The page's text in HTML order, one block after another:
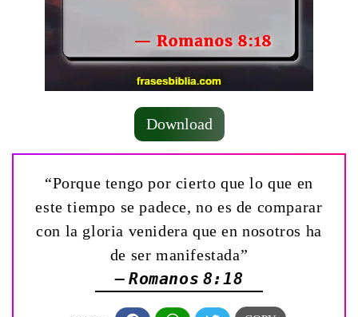
Download
“Porque tengo por cierto que lo que en
este tiempo se padece, no es de comparar
con la gloria venidera que en nosotros ha
de ser manifestada”
— Romanos 8:18